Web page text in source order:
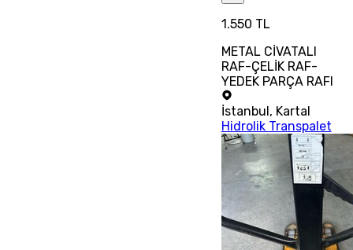
1.550 TL
METAL CİVATALI
RAF-ÇELİK RAF-
YEDEK PARÇA RAFI
İstanbul, Kartal
Hidrolik Transpalet